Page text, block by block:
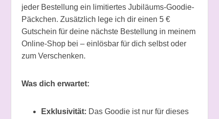
jeder Bestellung ein limitiertes Jubiläums-Goodie-
Päckchen. Zusätzlich lege ich dir einen 5 €
Gutschein für deine nächste Bestellung in meinem
Online-Shop bei – einlösbar für dich selbst oder
zum Verschenken.
Was dich erwartet:
Exklusivität: Das Goodie ist nur für dieses